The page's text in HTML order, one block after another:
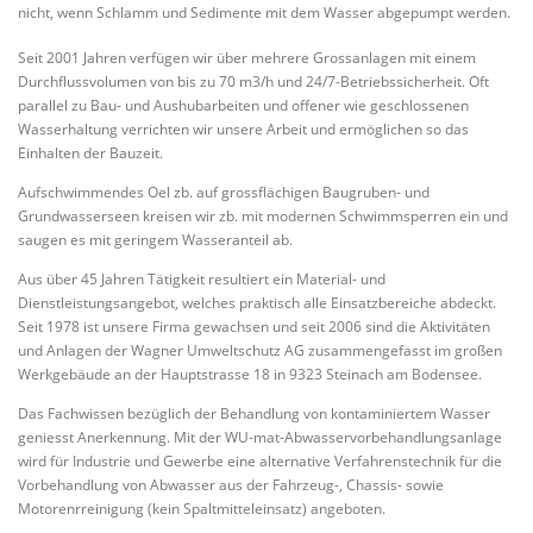
nicht, wenn Schlamm und Sedimente mit dem Wasser abgepumpt werden.
Seit 2001 Jahren verfügen wir über mehrere Grossanlagen mit einem
Durchflussvolumen von bis zu 70 m3/h und 24/7-Betriebssicherheit. Oft
parallel zu Bau- und Aushubarbeiten und offener wie geschlossenen
Wasserhaltung verrichten wir unsere Arbeit und ermöglichen so das
Einhalten der Bauzeit.
Aufschwimmendes Oel zb. auf grossflächigen Baugruben- und
Grundwasserseen kreisen wir zb. mit modernen Schwimmsperren ein und
saugen es mit geringem Wasseranteil ab.
Aus über 45 Jahren Tätigkeit resultiert ein Material- und
Dienstleistungsangebot, welches praktisch alle Einsatzbereiche abdeckt.
Seit 1978 ist unsere Firma gewachsen und seit 2006 sind die Aktivitäten
und Anlagen der Wagner Umweltschutz AG zusammengefasst im großen
Werkgebäude an der Hauptstrasse 18 in 9323 Steinach am Bodensee.
Das Fachwissen bezüglich der Behandlung von kontaminiertem Wasser
geniesst Anerkennung. Mit der WU-mat-Abwasservorbehandlungsanlage
wird für Industrie und Gewerbe eine alternative Verfahrenstechnik für die
Vorbehandlung von Abwasser aus der Fahrzeug-, Chassis- sowie
Motorenrreinigung (kein Spaltmitteleinsatz) angeboten.